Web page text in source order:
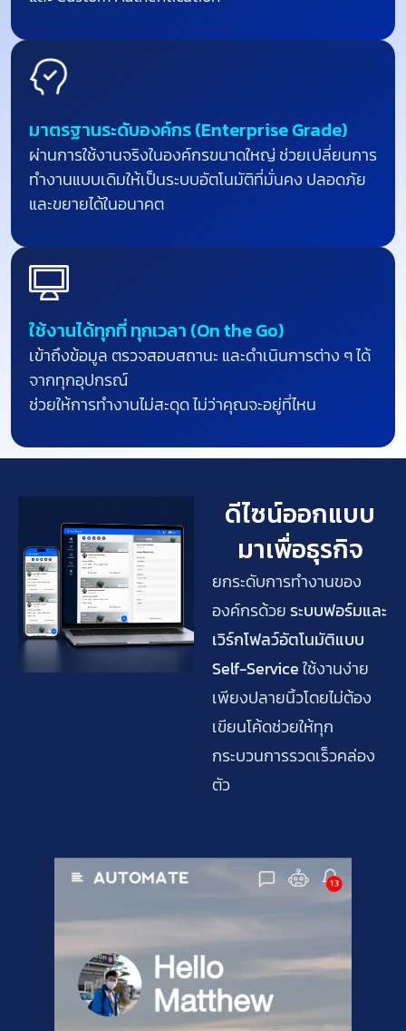
มาตรฐานระดับองค์กร (Enterprise Grade)
ผ่านการใช้งานจริงในองค์กรขนาดใหญ่ ช่วยเปลี่ยนการ
ทำงานแบบเดิมให้เป็นระบบอัตโนมัติที่มั่นคง ปลอดภัย
และขยายได้ในอนาคต
ใช้งานได้ทุกที่ ทุกเวลา (On the Go)
เข้าถึงข้อมูล ตรวจสอบสถานะ และดำเนินการต่าง ๆ ได้
จากทุกอุปกรณ์
ช่วยให้การทำงานไม่สะดุด ไม่ว่าคุณจะอยู่ที่ไหน
ดีไซน์ออกแบบ
มาเพื่อธุรกิจ
ยกระดับการทำงานของ
องค์กรด้วยระบบฟอร์มและ
เวิร์กโฟลว์อัตโนมัติแบบ
Self-Serviceใช้งานง่าย
เพียงปลายนิ้วโดยไม่ต้อง
เขียนโค้ดช่วยให้ทุก
กระบวนการรวดเร็วคล่อง
ตัว